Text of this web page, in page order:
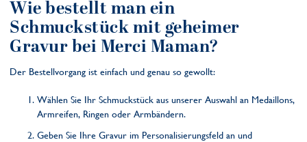
Wie bestellt man ein
Schmuckstück mit geheimer
Gravur bei Merci Maman?
Der Bestellvorgang ist einfach und genau so gewollt:
Wählen Sie Ihr Schmuckstück aus unserer Auswahl an Medaillons,
Armreifen, Ringen oder Armbändern.
Geben Sie Ihre Gravur im Personalisierungsfeld an und